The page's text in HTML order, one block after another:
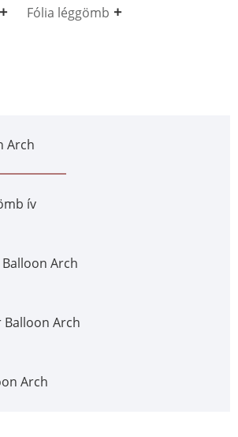
Fólia léggömb
Arch
ív
Arch
Balloon Arch
Arch